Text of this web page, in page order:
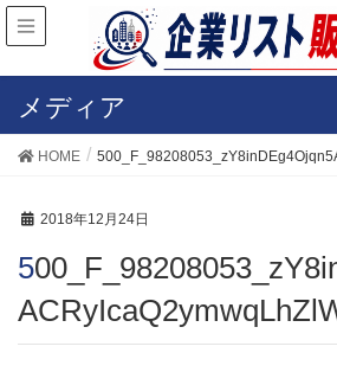
メディア
HOME
2018年12月24日
500_F_98208053_zY8inDEg4Ojqn5